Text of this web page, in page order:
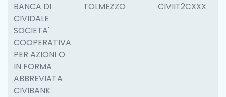
BANCA DI
CIVIDALE
SOCIETA'
COOPERATIVA
PER AZIONI O
IN FORMA
ABBREVIATA
CIVIBANK
TOLMEZZO CIVIIT2CXXX